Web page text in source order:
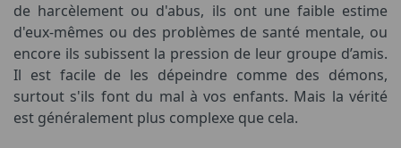
de harcèlement ou d'abus, ils ont une faible estime
d'eux-mêmes ou des problèmes de santé mentale, ou
encore ils subissent la pression de leur groupe d’amis.
Il est facile de les dépeindre comme des démons,
surtout s'ils font du mal à vos enfants. Mais la vérité
est généralement plus complexe que cela.